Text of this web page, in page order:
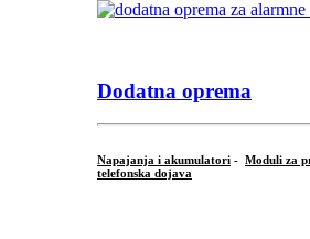
Dodatna oprema
Napajanja i akumulatori - Moduli za
telefonska dojava